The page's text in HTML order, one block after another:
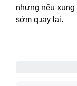
nhưng nếu
sớm quay lại.